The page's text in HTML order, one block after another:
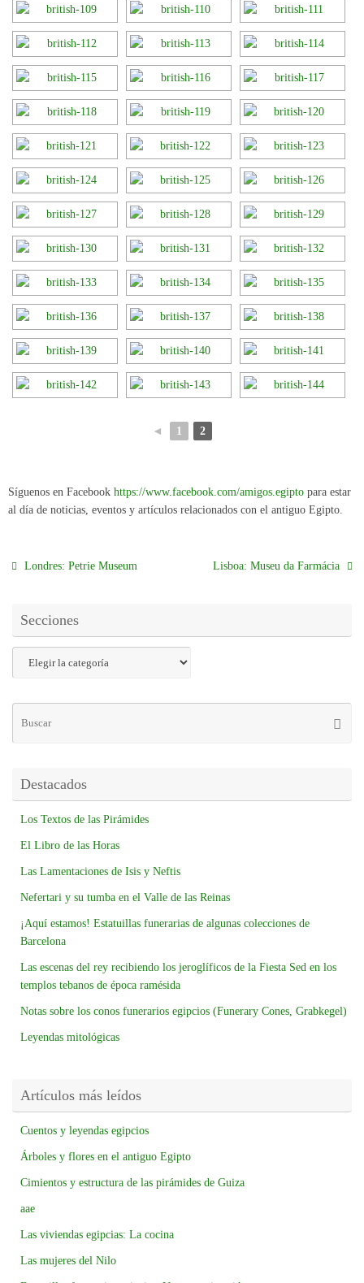
◄ 1 2
Síguenos en Facebook https://www.facebook.com/amigos.egipto para estar
al día de noticias, eventos y artículos relacionados con el antiguo Egipto.
Londres: Petrie Museum Lisboa: Museu da Farmácia
Secciones
Destacados
Los Textos de las Pirámides
El Libro de las Horas
Las Lamentaciones de Isis y Neftis
Nefertari y su tumba en el Valle de las Reinas
¡Aquí estamos! Estatuillas funerarias de algunas colecciones de
Barcelona
Las escenas del rey recibiendo los jeroglíficos de la Fiesta Sed en los
templos tebanos de época ramésida
Notas sobre los conos funerarios egipcios (Funerary Cones, Grabkegel)
Leyendas mitológicas
Artículos más leídos
Cuentos y leyendas egipcios
Árboles y flores en el antiguo Egipto
Cimientos y estructura de las pirámides de Guiza
aae
Las viviendas egipcias: La cocina
Las mujeres del Nilo